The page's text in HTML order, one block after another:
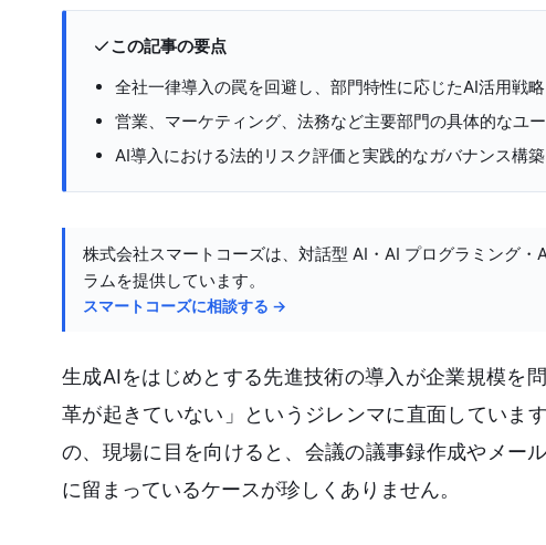
この記事の要点
全社一律導入の罠を回避し、部門特性に応じたAI活用戦
営業、マーケティング、法務など主要部門の具体的なユ
AI導入における法的リスク評価と実践的なガバナンス構築
株式会社スマートコーズは、対話型 AI・AI プログラミング
ラムを提供しています。
スマートコーズに相談する →
生成AIをはじめとする先進技術の導入が企業規模を
革が起きていない」というジレンマに直面していま
の、現場に目を向けると、会議の議事録作成やメー
に留まっているケースが珍しくありません。